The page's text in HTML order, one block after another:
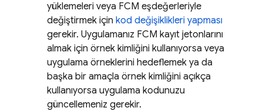
yüklemeleri veya FCM eşdeğerleriyle
değiştirmek için kod değişiklikleri yapması
gerekir. Uygulamanız FCM kayıt jetonlarını
almak için örnek kimliğini kullanıyorsa veya
uygulama örneklerini hedeflemek ya da
başka bir amaçla örnek kimliğini açıkça
kullanıyorsa uygulama kodunuzu
güncellemeniz gerekir.